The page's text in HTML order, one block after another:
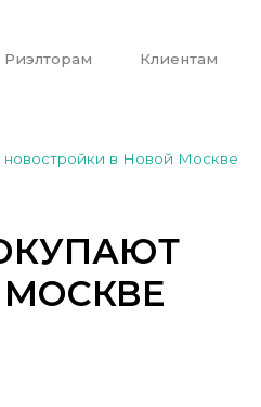
Риэлторам Клиентам
в Новой Москве